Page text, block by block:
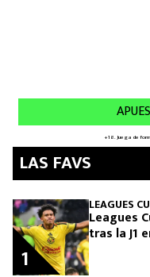
LAS FAVS
LEAGUES
Leagues
tras la J1
1